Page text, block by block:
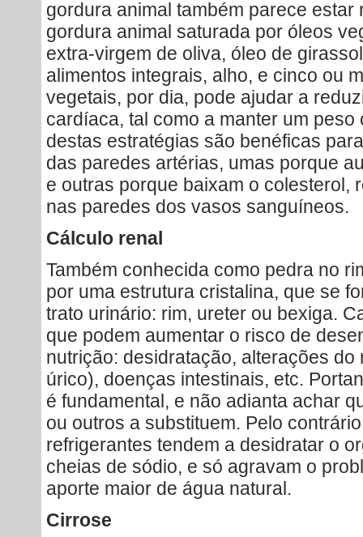
gordura animal também parece estar
gordura animal saturada por óleos
extra-virgem de oliva, óleo de
alimentos integrais, alho, e cinco ou
vegetais, por dia, pode ajudar a
cardíaca, tal como a manter um
destas estratégias são benéficas
das paredes artérias, umas porque
e outras porque baixam o colesterol,
nas paredes dos vasos sanguíneos.
Cálculo renal
Também conhecida como pedra no
por uma estrutura cristalina, que se
trato urinário: rim, ureter ou bexiga.
que podem aumentar o risco de
nutrição: desidratação, alterações
úrico), doenças intestinais, etc.
é fundamental, e não adianta achar
ou outros a substituem. Pelo
refrigerantes tendem a desidratar o
cheias de sódio, e só agravam o
aporte maior de água natural.
Cirrose